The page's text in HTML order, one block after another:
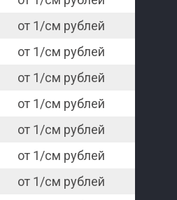
от 1/см рублей
от 1/см рублей
от 1/см рублей
от 1/см рублей
от 1/см рублей
от 1/см рублей
от 1/см рублей